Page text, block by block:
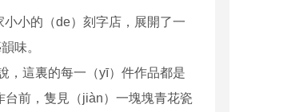
小的（de）刻字店，展開了一
味。
，這裏的每一（yī）件作品都是
前，隻見（jiàn）一塊塊青花瓷